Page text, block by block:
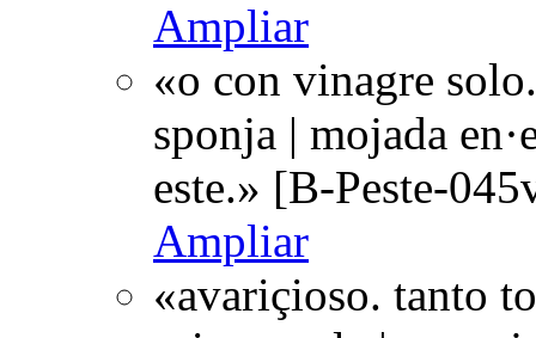
Ampliar
«o con vinagre
sponja | mojada
este.» [B-Peste-
Ampliar
«avariçioso. tanto